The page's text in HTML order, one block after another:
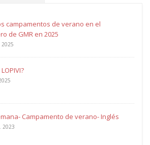
campamentos de verano en el
de GMR en 2025
Campamento de verano- Inglés
2023